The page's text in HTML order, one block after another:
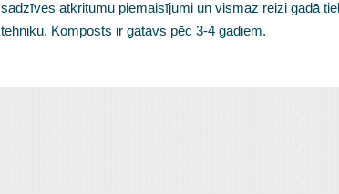
sadzīves atkritumu piemaisījumi un vismaz reizi gadā
tehniku. Komposts ir gatavs pēc 3-4 gadiem.